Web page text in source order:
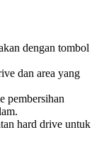
dengan tombol
dan area yang
pembersihan
hard drive untuk